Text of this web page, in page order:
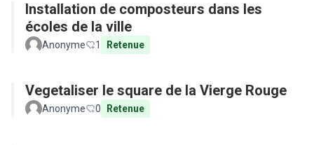
Installation de composteurs dans les
écoles de la ville
Anonyme 1 Retenue
Vegetaliser le square de la Vierge Rouge
Anonyme 0 Retenue